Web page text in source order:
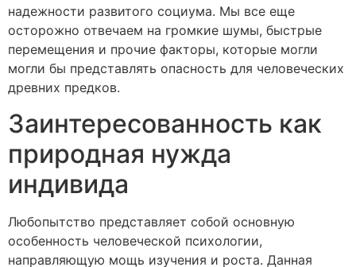
надежности развитого социума. Мы все еще
осторожно отвечаем на громкие шумы, быстрые
перемещения и прочие факторы, которые могли
могли бы представлять опасность для человеческих
древних предков.
Заинтересованность как
природная нужда
индивида
Любопытство представляет собой основную
особенность человеческой психологии,
направляющую мощь изучения и роста. Данная